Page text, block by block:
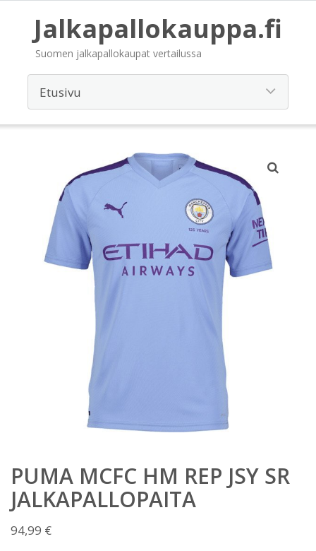
Jalkapallokauppa.fi
Suomen jalkapallokaupat vertailussa
PUMA MCFC HM REP JSY SR
JALKAPALLOPAITA
94,99 €